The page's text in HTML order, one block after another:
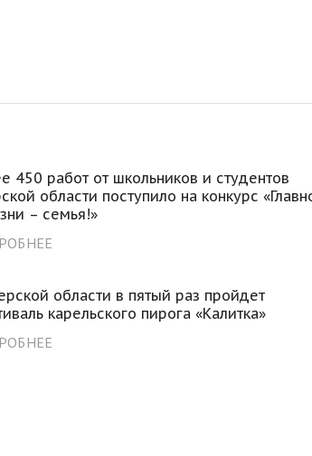
450 работ от школьников и студентов
области поступило на конкурс
– семья!»
области в пятый раз пройдет
карельского пирога «Калитка»